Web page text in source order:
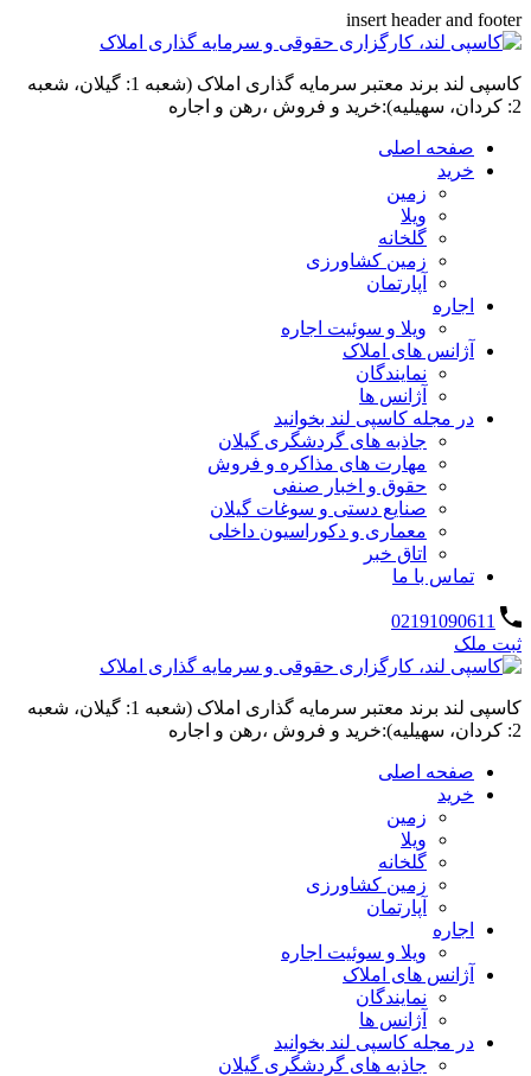
insert header and footer
کاسپی لند برند معتبر سرمایه گذاری املاک (شعبه 1: گیلان، شعبه
2: کردان، سهیلیه):خرید و فروش ،رهن و اجاره
صفحه اصلی
خرید
زمین
ویلا
گلخانه
زمین کشاورزی
آپارتمان
اجاره
ویلا و سوئیت اجاره
آژانس های املاک
نمایندگان
آژانس ها
در مجله کاسپی لند بخوانید
جاذبه های گردشگری گیلان
مهارت های مذاکره و فروش
حقوق و اخبار صنفی
صنایع دستی و سوغات گیلان
معماری و دکوراسیون داخلی
اتاق خبر
تماس با ما
02191090611
ثبت ملک
کاسپی لند برند معتبر سرمایه گذاری املاک (شعبه 1: گیلان، شعبه
2: کردان، سهیلیه):خرید و فروش ،رهن و اجاره
صفحه اصلی
خرید
زمین
ویلا
گلخانه
زمین کشاورزی
آپارتمان
اجاره
ویلا و سوئیت اجاره
آژانس های املاک
نمایندگان
آژانس ها
در مجله کاسپی لند بخوانید
جاذبه های گردشگری گیلان